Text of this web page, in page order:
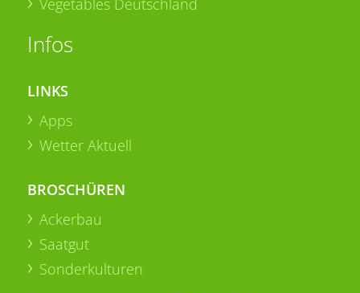
Infos
LINKS
Apps
Wetter Aktuell
BROSCHÜREN
Ackerbau
Saatgut
Sonderkulturen